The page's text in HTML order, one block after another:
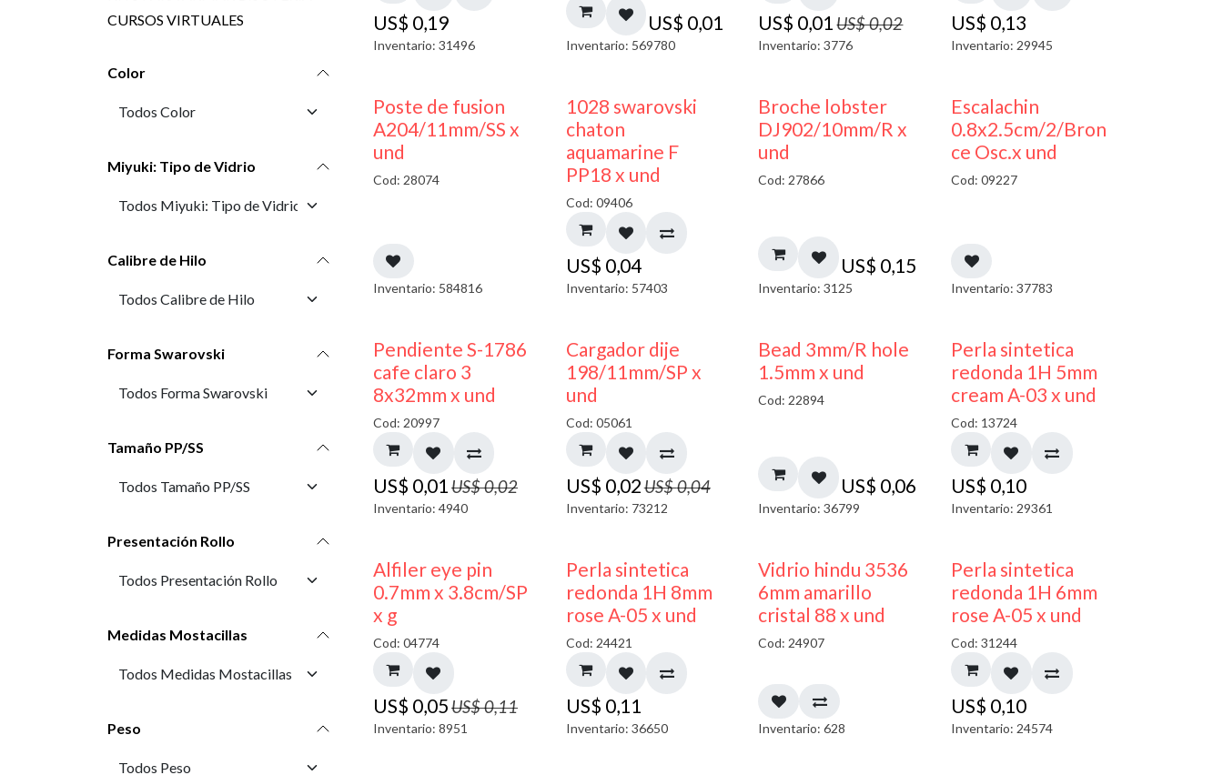
CURSOS VIRTUALES
Color
Miyuki: Tipo de Vidrio
Calibre de Hilo
Forma Swarovski
Tamaño PP/SS
Presentación Rollo
Medidas Mostacillas
Peso
US$ 0,19
Inventario: 31496
US$ 0,01
Inventario: 569780
US$ 0,01 US$0,02
Inventario: 3776
US$ 0,13
Inventario: 29945
Poste de fusion
A204/11mm/SS x
und
Cod: 28074
Inventario: 584816
1028 swarovski
chaton
aquamarine F
PP18 x und
Cod: 09406
US$ 0,04
Inventario: 57403
Broche lobster
DJ902/10mm/R x
und
Cod: 27866
US$ 0,15
Inventario: 3125
Escalachin
0.8x2.5cm/2/Bron
ce Osc.x und
Cod: 09227
Inventario: 37783
50% DESCUENTO
Pendiente S-1786
cafe claro 3
8x32mm x und
Cod: 20997
US$ 0,01US$0,02
Inventario: 4940
50% DESCUENTO
Cargador dije
198/11mm/SP x
und
Cod: 05061
US$ 0,02US$0,04
Inventario: 73212
Bead 3mm/R hole
1.5mm x und
Cod: 22894
US$ 0,06
Inventario: 36799
Perla sintetica
redonda 1H 5mm
cream A-03 x und
Cod: 13724
US$ 0,10
Inventario: 29361
50% DESCUENTO
Alfiler eye pin
0.7mm x 3.8cm/SP
x g
Cod: 04774
US$ 0,05US$0,11
Inventario: 8951
Perla sintetica
redonda 1H 8mm
rose A-05 x und
Cod: 24421
US$ 0,11
Inventario: 36650
Vidrio hindu 3536
6mm amarillo
cristal 88 x und
Cod: 24907
Inventario: 628
Perla sintetica
redonda 1H 6mm
rose A-05 x und
Cod: 31244
US$ 0,10
Inventario: 24574